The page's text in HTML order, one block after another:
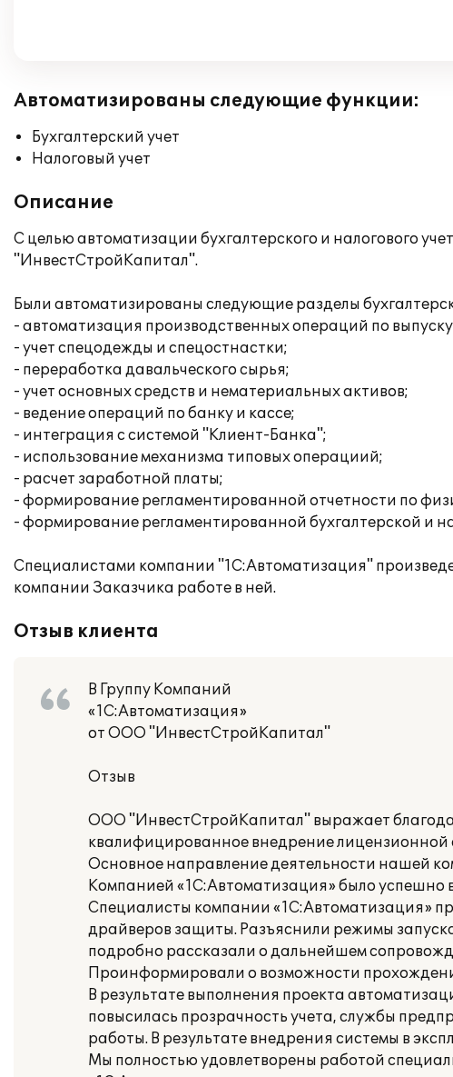
Автоматизированы следующие функции:
Бухгалтерский учет
Налоговый учет
Описание
С целью автоматизации бухгалтерского и налогового
"ИнвестСтройКапитал".
Были автоматизированы следующие разделы
- автоматизация производственных операций по
- учет спецодежды и спецостнастки;
- переработка давальческого сырья;
- учет основных средств и нематериальных активов;
- ведение операций по банку и кассе;
- интеграция с системой "Клиент-Банка";
- использование механизма типовых операциий;
- расчет заработной платы;
- формирование регламентированной отчетности по
- формирование регламентированной бухгалтерской и
Специалистами компании "1С:Автоматизация"
компании Заказчика работе в ней.
Отзыв клиента
В Группу Компаний
«1С:Автоматизация»
от ООО "ИнвестСтройКапитал"
Отзыв
ООО "ИнвестСтройКапитал" выражает
квалифицированное внедрение
Основное направление деятельности нашей
Компанией «1С:Автоматизация» было успешно
Специалисты компании «1С:Автоматизация»
драйверов защиты. Разъяснили режимы
подробно рассказали о дальнейшем
Проинформировали о возможности
В результате выполнения проекта
повысилась прозрачность учета, службы
работы. В результате внедрения системы в
Мы полностью удовлетворены работой